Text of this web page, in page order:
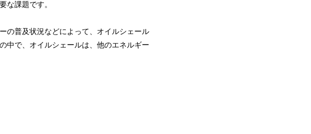
な課題です。
の普及状況などによって、オイルシェール
中で、オイルシェールは、他のエネルギー